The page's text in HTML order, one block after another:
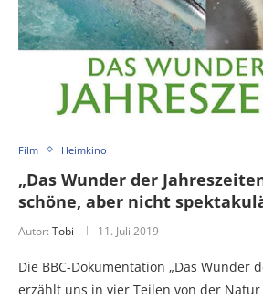
Film Heimkino
„Das Wunder der
schöne, aber nicht
Autor: Tobi 11. Juli 2019
Die BBC-Dokumentation „Das Wunder
erzählt uns in vier Teilen von der Natur